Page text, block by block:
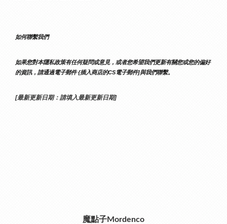
如何聯繫我們
如果您對本隱私政策有任何疑問或意見，或者您希望我們更新有關您或您的偏好
的資訊，請通過電子郵件 {插入商店的CS電子郵件]與我們聯繫。
[最新更新日期：請填入最新更新日期]
魔點子Mordenco